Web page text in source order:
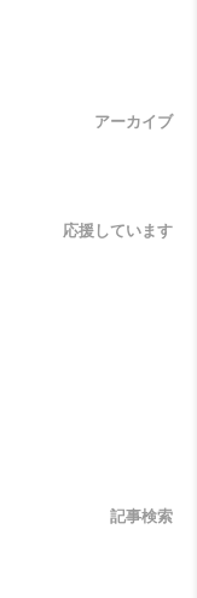
アーカイブ
応援しています
記事検索